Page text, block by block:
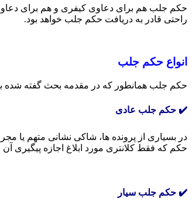
حکم جلب هم برای دعاوی کیفری و هم برای
راحتی قادر به دریافت حکم جلب خواهد بود.
انواع حکم جلب
حکم جلب همانطور که در مقدمه بحث گفته شده
✔️ حکم جلب عادی
در بسیاری از پرونده ها، شاکی نشانی متهم یا
حکم که فقط کلانتری مورد ابلاغ اجازه
✔️ حکم جلب سیار